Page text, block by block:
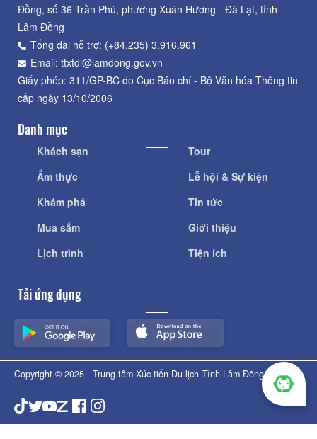
Đồng, số 36 Trần Phú, phường Xuân Hương - Đà Lạt, tỉnh
Lâm Đồng
Tổng đài hỗ trợ: (+84.235) 3.916.961
Email: ttxtdl@lamdong.gov.vn
Giấy phép: 311/GP-BC do Cục Báo chí - Bộ Văn hóa Thông tin
cấp ngày 13/10/2006
Danh mục
Khách sạn
Ẩm thực
Khám phá
Mua sắm
Lịch trình
Tour
Lễ hội & Sự kiện
Tin tức
Giới thiệu
Tiện ích
Tải ứng dụng
Copyright © 2025 - Trung tâm Xúc tiến Du lịch Tỉnh Lâm Đồng